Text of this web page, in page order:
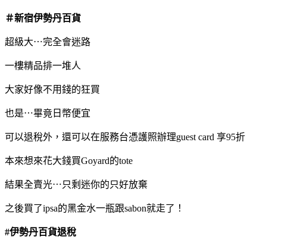
＃新宿伊勢丹百貨
超級大⋯完全會迷路
一樓精品排一堆人
大家好像不用錢的狂買
也是⋯畢竟日幣便宜
可以退稅外，還可以在服務台憑護照辦理guest card 享95折
本來想來花大錢買Goyard的tote
結果全賣光⋯只剩迷你的只好放棄
之後買了ipsa的黑金水一瓶跟sabon就走了！
#伊勢丹百貨退稅